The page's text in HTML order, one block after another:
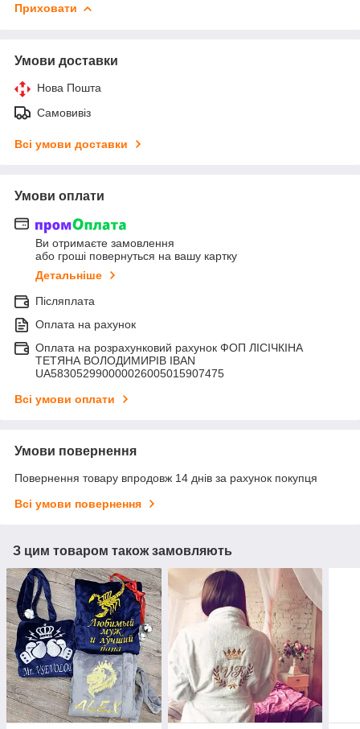
Приховати
Умови доставки
Нова Пошта
Самовивіз
Всі умови доставки
Умови оплати
Ви отримаєте замовлення
або гроші повернуться на вашу картку
Детальніше
Післяплата
Оплата на рахунок
Оплата на розрахунковий рахунок ФОП ЛІСІЧКІНА
ТЕТЯНА ВОЛОДИМИРІВ IBAN
UA583052990000026005015907475
Всі умови оплати
Умови повернення
Повернення товару впродовж 14 днів за рахунок покупця
Всі умови повернення
З цим товаром також замовляють